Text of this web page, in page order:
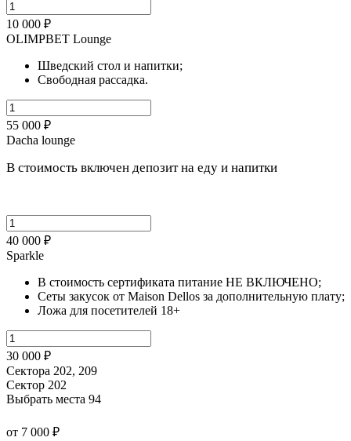
10 000 ₽
OLIMPBET Lounge
Шведский стол и напитки;
Свободная рассадка.
55 000 ₽
Dacha lounge
В стоимость включен депозит на еду и напитки
40 000 ₽
Sparkle
В стоимость сертификата питание НЕ ВКЛЮЧЕНО;
Сеты закусок от Maison Dellos за дополнительную плату;
Ложа для посетителей 18+
30 000 ₽
Сектора 202, 209
Сектор 202
Выбрать места 94
от 7 000 ₽